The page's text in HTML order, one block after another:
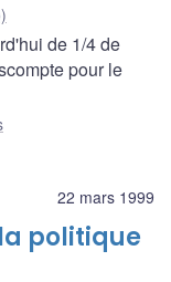
de 1/4 de
pour le
22 mars 1999
politique